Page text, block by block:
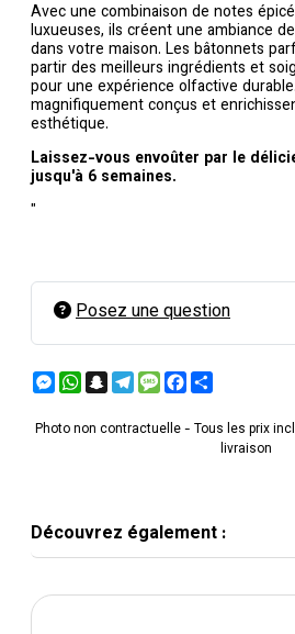
Avec une combinaison de notes
luxueuses, ils créent une ambiance
dans votre maison. Les bâtonnets
partir des meilleurs ingrédients et
pour une expérience olfactive
magnifiquement conçus et
esthétique.
Laissez-vous envoûter par le
jusqu'à 6 semaines.
"
Posez une question
Messenger
WhatsApp
Snapchat
Telegram
MessageFacebook
Photo non contractuelle - Tous les prix
livraison
Découvrez également :